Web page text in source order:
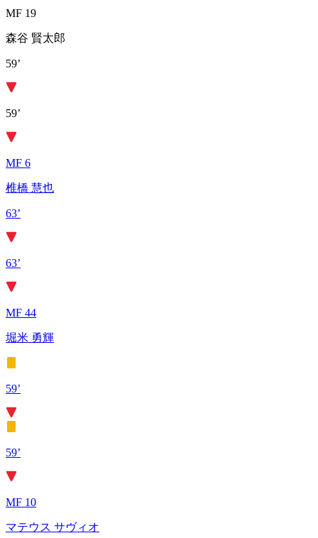
MF 19
森谷 賢太郎
59’
59’
MF 6
椎橋 慧也
63’
63’
MF 44
堀米 勇輝
59’
59’
MF 10
マテウス サヴィオ